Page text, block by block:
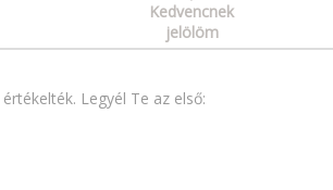
Kedvencnek
jelölöm
Legyél Te az első: